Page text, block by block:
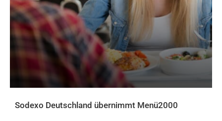
Sodexo Deutschland übernimmt Menü2000